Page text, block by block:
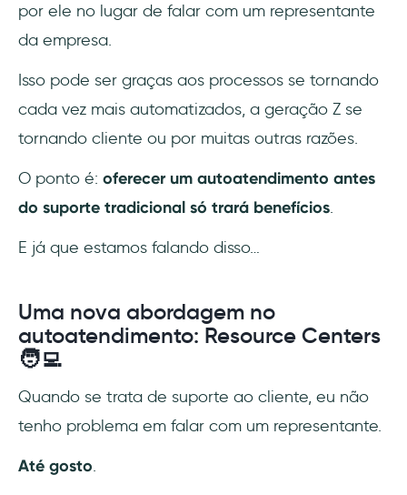
por ele no lugar de falar com um representante
da empresa.
Isso pode ser graças aos processos se tornando
cada vez mais automatizados, a geração Z se
tornando cliente ou por muitas outras razões.
O ponto é: oferecer um autoatendimento antes
do suporte tradicional só trará benefícios.
E já que estamos falando disso…
Uma nova abordagem no
autoatendimento: Resource Centers
🧑‍💻
Quando se trata de suporte ao cliente, eu não
tenho problema em falar com um representante.
Até gosto.